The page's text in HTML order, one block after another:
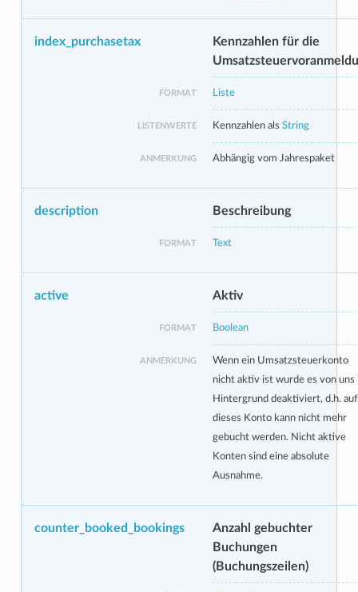
index_purchasetax
Kennzahlen für die
FORMAT Liste
LISTENWERTE Kennzahlen als String
ANMERKUNG Abhängig vom Jahrespaket
description Beschreibung
FORMAT Text
active Aktiv
FORMAT Boolean
ANMERKUNG
Wenn ein Umsatzsteuerkonto
nicht aktiv ist wurde es von uns
Hintergrund deaktiviert, d.h. auf
dieses Konto kann nicht mehr
gebucht werden. Nicht aktive
Konten sind eine absolute
Ausnahme.
counter_booked_bookings
Anzahl gebuchter
Buchungen
(Buchungszeilen)